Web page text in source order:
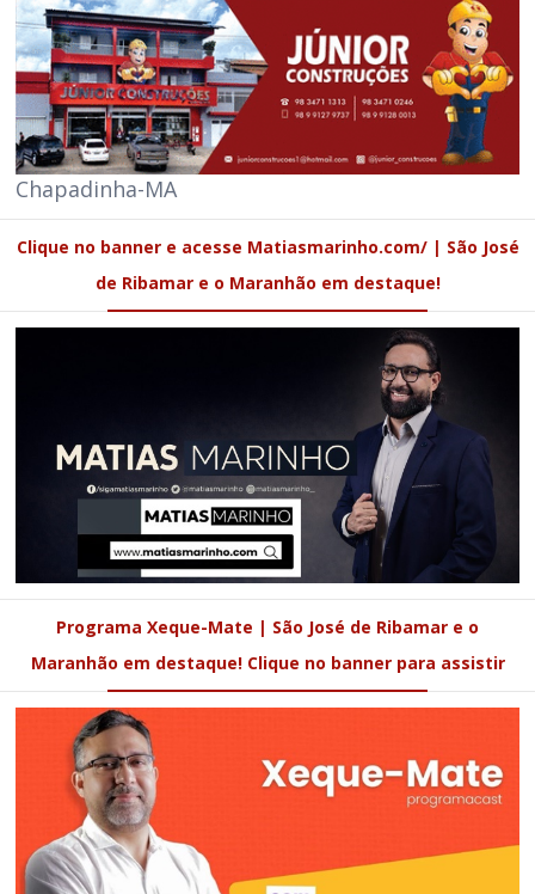
Chapadinha-MA
Clique no banner e acesse Matiasmarinho.com/ | São José
de Ribamar e o Maranhão em destaque!
Programa Xeque-Mate | São José de Ribamar e o
Maranhão em destaque! Clique no banner para assistir